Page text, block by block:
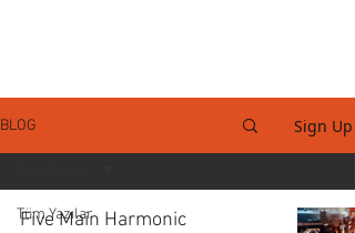
BLOG Sign Up
Tüm Yazılar
Five Main Harmonic